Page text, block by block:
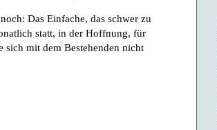
Das Einfache, das schwer zu
statt, in der Hoffnung, für
sich mit dem Bestehenden nicht